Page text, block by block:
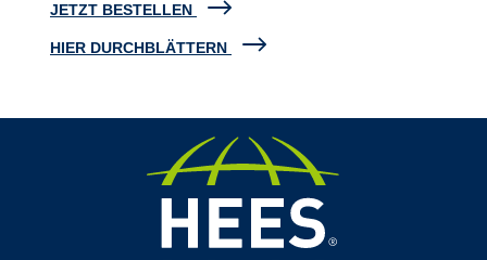
JETZT BESTELLEN
HIER DURCHBLÄTTERN